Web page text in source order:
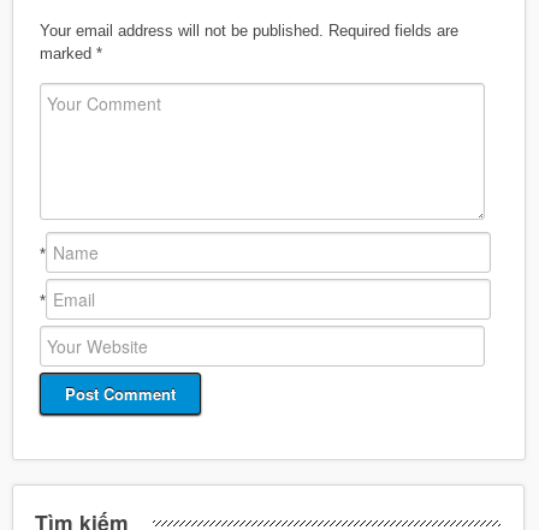
Your email address will not be published.
Required fields are
marked *
*
*
Tìm kiếm